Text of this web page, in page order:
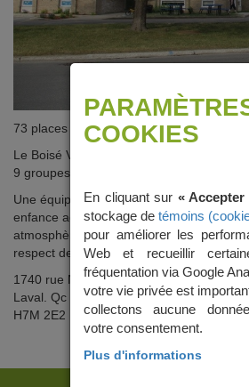
73 places (10 poupons)
Le Boisé Vimont accueille les enfants de
9 groupes d’enfants réparties selon leur
Une équipe d’éducatrices détenant une
enfance accueille quotidiennement vos
atmosphère chaleureuse où le bien-être,
respect des enfants sont les mots d’ordre.
1740 rue Neuville
Laval. Qc
H7M 2E2
COOKIES
En cliquant sur « Accepter
stockage de témoins
pour améliorer les
Web et recueillir
fréquentation via Google
votre vie privée est
collectons aucune
votre consentement.
Plus d'informations